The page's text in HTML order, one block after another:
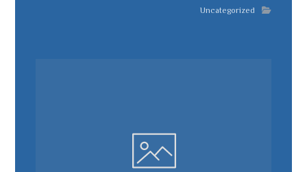
Uncategorized